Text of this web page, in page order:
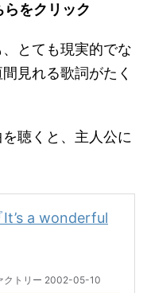
をクリック
とても現実的でな
見れる歌詞がたく
聴くと、主人公に
a wonderful
クトリー 2002-05-10